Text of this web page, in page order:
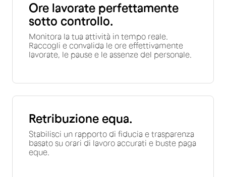
Ore lavorate perfettamente
sotto controllo.
Monitora la tua attività in tempo reale.
Raccogli e convalida le ore effettivamente
lavorate, le pause e le assenze del personale.
Retribuzione equa.
Stabilisci un rapporto di fiducia e trasparenza
basato su orari di lavoro accurati e buste paga
eque.